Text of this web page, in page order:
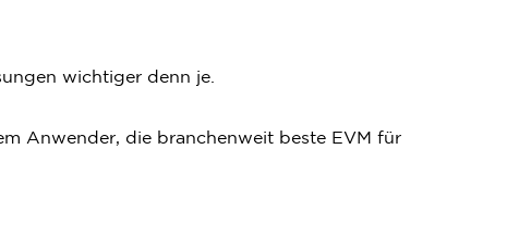
wichtiger denn je.
Anwender, die branchenweit beste EVM für